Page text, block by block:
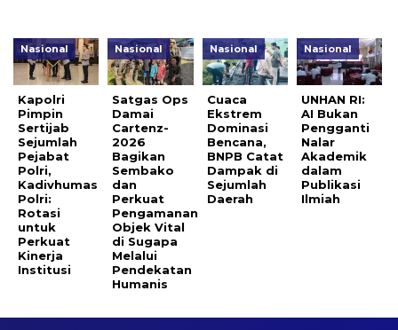
Nasional
Kapolri
Pimpin
Sertijab
Sejumlah
Pejabat
Polri,
Kadivhumas
Polri:
Rotasi
untuk
Perkuat
Kinerja
Institusi
Nasional
Satgas Ops
Damai
Cartenz-
2026
Bagikan
Sembako
dan
Perkuat
Pengamanan
Objek Vital
di Sugapa
Melalui
Pendekatan
Humanis
Nasional
Cuaca
Ekstrem
Dominasi
Bencana,
BNPB Catat
Dampak di
Sejumlah
Daerah
Nasional
UNHAN RI:
AI Bukan
Pengganti
Nalar
Akademik
dalam
Publikasi
Ilmiah